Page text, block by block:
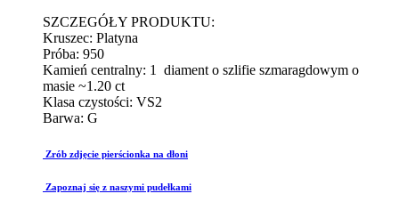
SZCZEGÓŁY PRODUKTU:
Kruszec: Platyna
Próba: 950
Kamień centralny: 1 diament o szlifie szmaragdowym o
masie ~1.20 ct
Klasa czystości: VS2
Barwa: G
Zrób zdjęcie pierścionka na dłoni
Zapoznaj się z naszymi pudełkami